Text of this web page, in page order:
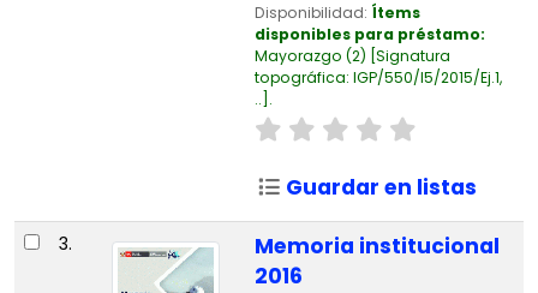
Disponibilidad: Ítems
disponibles para préstamo:
Mayorazgo (2) Signatura
topográfica: IGP/550/I5/2015/Ej.1,
.. .
Guardar en listas
3.
Memoria institucional
2016